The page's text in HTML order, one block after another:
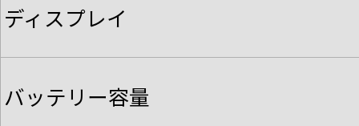
ディスプレイ
バッテリー容量